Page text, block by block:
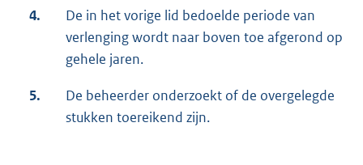
4.
De in het vorige lid bedoelde periode van
verlenging wordt naar boven toe afgerond op
gehele jaren.
5.
De beheerder onderzoekt of de overgelegde
stukken toereikend zijn.